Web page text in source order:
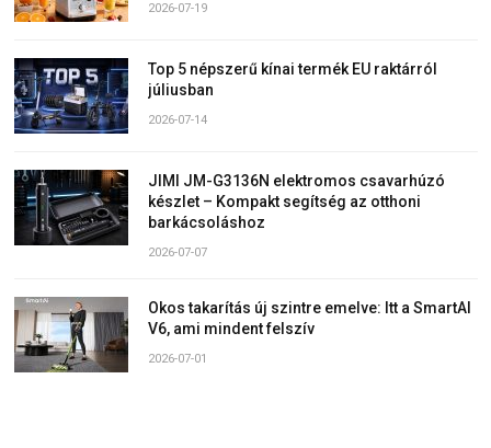
2026-07-19
Top 5 népszerű kínai termék EU raktárról
júliusban
2026-07-14
JIMI JM-G3136N elektromos csavarhúzó
készlet – Kompakt segítség az otthoni
barkácsoláshoz
2026-07-07
Okos takarítás új szintre emelve: Itt a SmartAI
V6, ami mindent felszív
2026-07-01